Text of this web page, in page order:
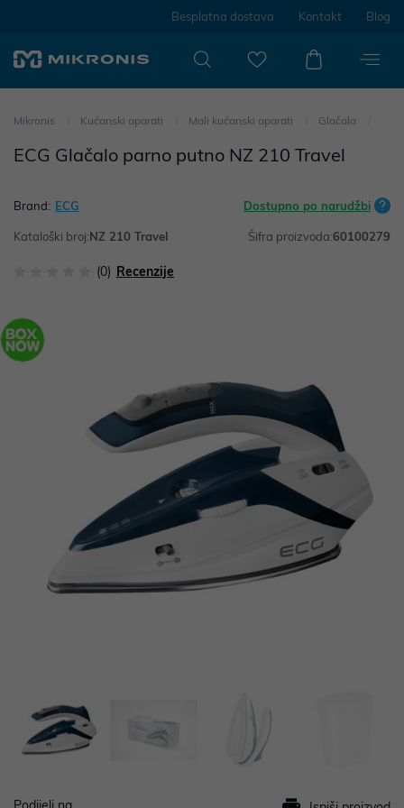
Besplatna dostava Kontakt Blog
Mikronis Kućanski aparati Mali kućanski aparati Glačala
ECG Glačalo parno putno NZ 210 Travel
Brand: ECG Dostupno po narudžbi
Kataloški broj:NZ 210 Travel Šifra proizvoda:60100279
(0) Recenzije